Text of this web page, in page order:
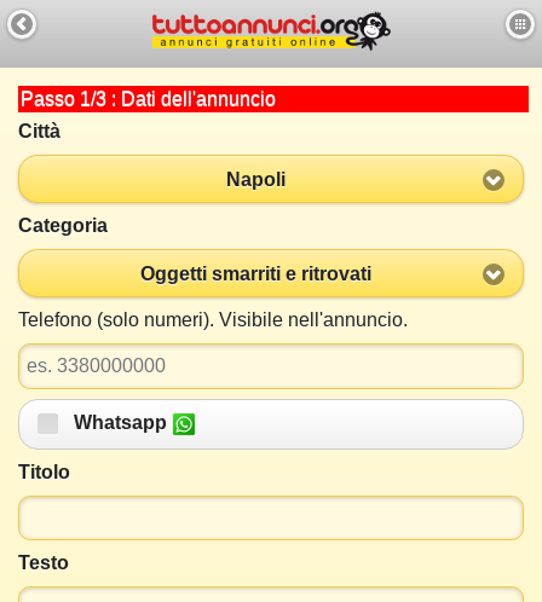
Passo 1/3 : Dati dell'annuncio
Città
Napoli
Categoria
Oggetti smarriti e ritrovati
Telefono (solo numeri). Visibile nell'annuncio.
Whatsapp
Titolo
Testo